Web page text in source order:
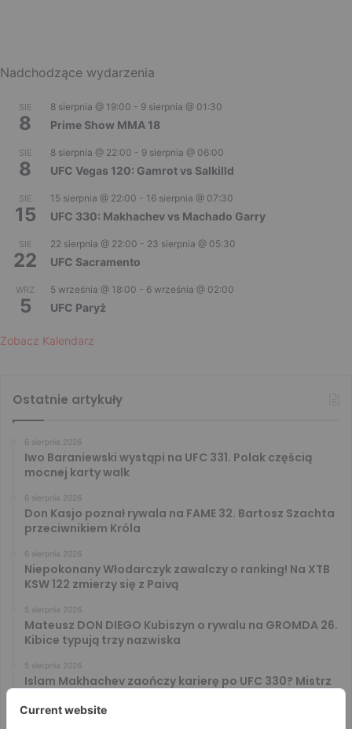
Nadchodzące wydarzenia
SIE
8
8 sierpnia @ 19:00 - 9 sierpnia @ 01:30
Prime Show MMA 18
SIE
8
8 sierpnia @ 22:00 - 9 sierpnia @ 06:00
UFC Vegas 120: Gamrot vs Salkilld
SIE
15
15 sierpnia @ 22:00 - 16 sierpnia @ 07:30
UFC 330: Makhachev vs Machado Garry
SIE
22
22 sierpnia @ 22:00 - 23 sierpnia @ 05:30
UFC Sacramento
WRZ
5
5 września @ 18:00 - 6 września @ 02:00
UFC Paryż
Zobacz Kalendarz
Ostatnie artykuły
6 sierpnia 2026
Iwo Baraniewski wystąpi na UFC 331. Polak częścią
mocnej karty walk
6 sierpnia 2026
Don Kasjo poznał rywala na FAME 32. Bartosz Szachta
przeciwnikiem Króla
6 sierpnia 2026
Niepokonany Włodarczyk zawalczy o ranking! Na XTB
KSW 122 zmierzy się z Paivą
5 sierpnia 2026
Mateusz DON DIEGO Kubiszyn o rywalu na GROMDA 26.
Kibice typują trzy nazwiska
5 sierpnia 2026
Islam Makhachev zaończy karierę po UFC 330? Mistrz